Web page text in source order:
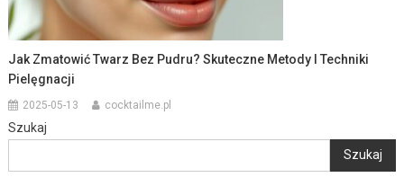
Jak Zmatowić Twarz Bez Pudru? Skuteczne Metody I Techniki
Pielęgnacji
2025-05-13 cocktailme.pl
Szukaj
Szukaj